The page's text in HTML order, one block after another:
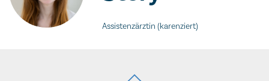
Assistenzärztin (karenziert)